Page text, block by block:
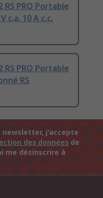
PRO Portable
c.a. 10 A c.c.
PRO Portable
RS
newsletter, j'accepte
des données de
me désinscrire à